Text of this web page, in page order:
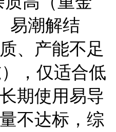
易潮解结
、产能不足
，仅适合低
期使用易导
不达标，综